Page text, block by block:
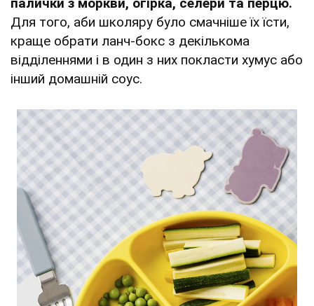
палички з моркви, огірка, селери та перцю.
Для того, аби школяру було смачніше їх їсти,
краще обрати ланч-бокс з декількома
відділеннями і в один з них покласти хумус або
інший домашній соус.